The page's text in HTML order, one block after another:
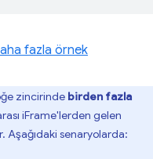
fazla örnek
zincirinde birden fazla
iFrame'lerden gelen
Aşağıdaki senaryolarda: